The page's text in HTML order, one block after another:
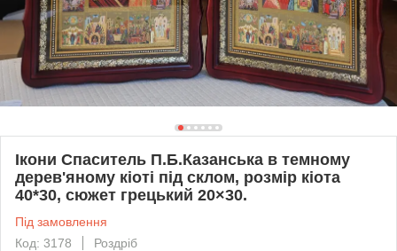
Ікони Спаситель П.Б.Казанська в темному
дерев'яному кіоті під склом, розмір кіота
40*30, сюжет грецький 20×30.
Під замовлення
Код: 3178
Роздріб